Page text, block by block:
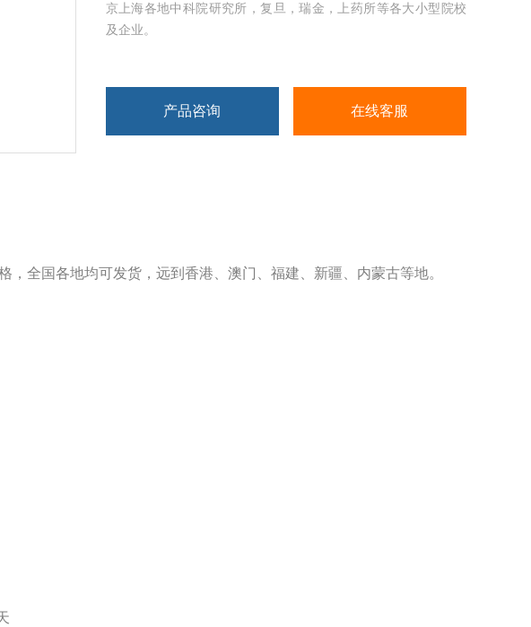
京上海各地中科院研究所，复旦，瑞金，上药所等各大小型院校
及企业。
产品咨询 在线客服
，全国各地均可发货，远到香港、澳门、福建、新疆、内蒙古等地。